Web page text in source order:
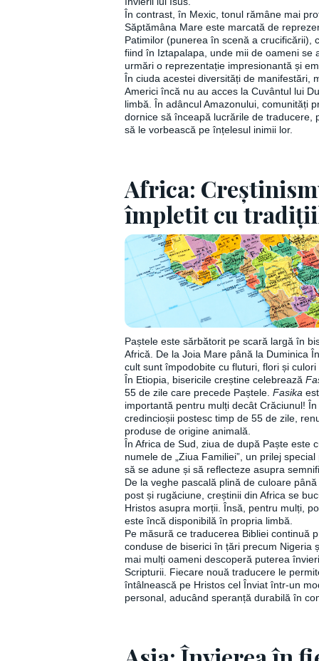
În contrast, în Mexic, tonul rămâne mai
Săptămâna Mare este marcată de
Patimilor (punerea în scenă a crucificării),
fiind în Iztapalapa, unde mii de oameni se
urmări o reprezentație impresionantă și
În ciuda acestei diversități de manifestări,
Americi încă nu au acces la Cuvântul lui
limbă. În adâncul Amazonului, comunități
dornice să înceapă lucrările de traducere,
să le vorbească pe înțelesul inimii lor.
Africa:
împletit cu
Paștele este sărbătorit pe scară largă în
Africă. De la Joia Mare până la Duminica
cult sunt împodobite cu fluturi, flori și culori
În Etiopia, bisericile creștine celebrează
55 de zile care precede Paștele.Fasika
importantă pentru mulți decât Crăciunul!
credincioșii postesc timp de 55 de zile,
produse de origine animală.
În Africa de Sud, ziua de după Paște este
numele de „Ziua Familiei”, un prilej
să se adune și să reflecteze asupra
De la veghe pascală plină de culoare
post și rugăciune, creștinii din Africa se
Hristos asupra morții. Însă, pentru mulți,
este încă disponibilă în propria limbă.
Pe măsură ce traducerea Bibliei continuă
conduse de biserici în țări precum Nigeria
mai mulți oameni descoperă puterea
Scripturii. Fiecare nouă traducere le
întâlnească pe Hristos cel Înviat într-un
personal, aducând speranță durabilă în